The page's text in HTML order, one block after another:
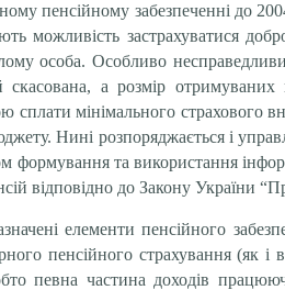
пенсійному забезпеченні до
можливість застрахуватися
особа. Особливо
скасована, а розмір отримуваних
сплати мінімального страхового
Нині розпоряджається і
формування та використання
відповідно до Закону України
елементи пенсійного
пенсійного страхування (як
певна частина доходів